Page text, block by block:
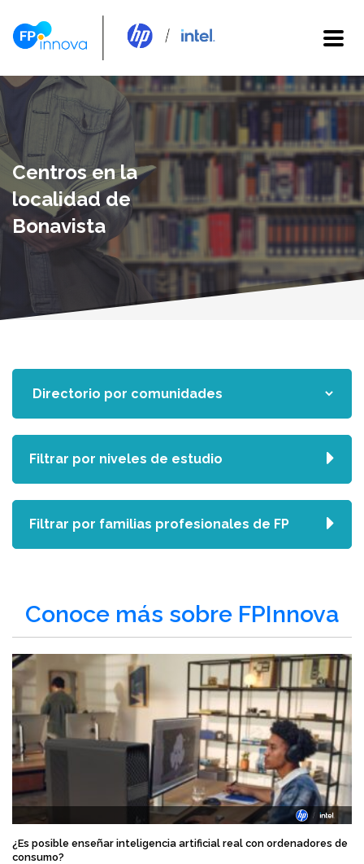
Centros en la
localidad de
Bonavista
Conoce más sobre FPInnova
¿Es posible enseñar inteligencia artificial real con ordenadores de
consumo?
Filtrar por niveles de estudio
Filtrar por familias profesionales de FP